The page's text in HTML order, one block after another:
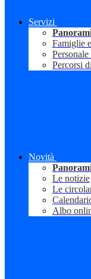
Servizi
Famiglie
Percorsi
Novità
Le notizie
Le
Albo